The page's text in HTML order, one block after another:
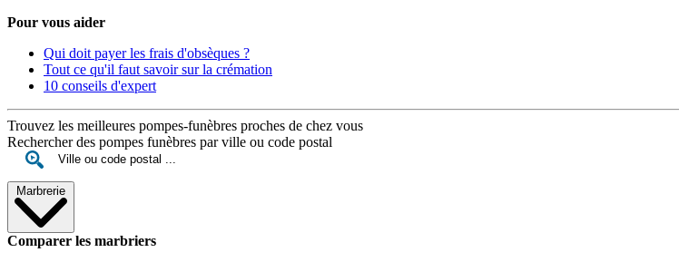
Pour vous aider
Qui doit payer les frais d'obsèques ?
Tout ce qu'il faut savoir sur la crémation
10 conseils d'expert
Trouvez les meilleures pompes-funèbres proches de chez vous
Rechercher des pompes funèbres par ville ou code postal
Marbrerie
Comparer les marbriers